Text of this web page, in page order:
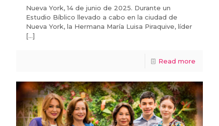
Nueva York, 14 de junio de 2025. Durante un
Estudio Bíblico llevado a cabo en la ciudad de
Nueva York, la Hermana María Luisa Piraquive, líder
[…]
Read more